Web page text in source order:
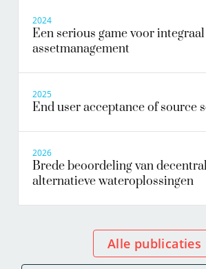
2024
Een serious game voor integraal
assetmanagement
2025
End user acceptance of source
2026
Brede beoordeling van
alternatieve wateroplossingen
Alle publicaties